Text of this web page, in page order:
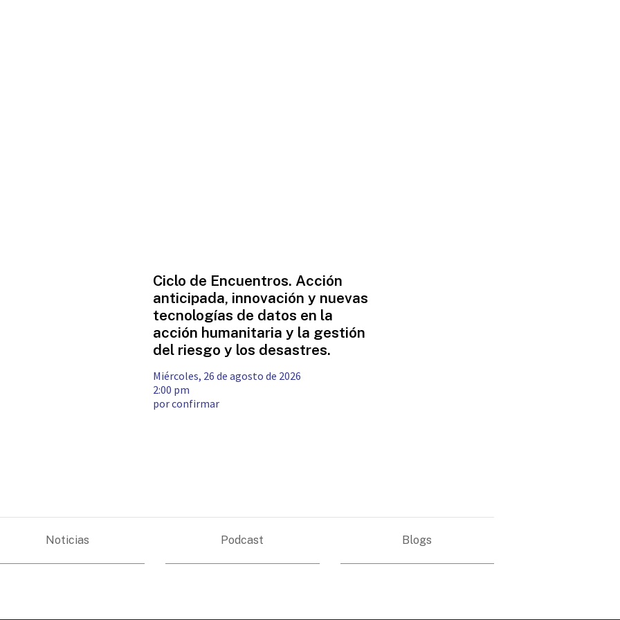
Ciclo de Encuentros. Acción
anticipada, innovación y nuevas
tecnologías de datos en la
acción humanitaria y la gestión
del riesgo y los desastres.
miércoles, 26 de agosto de 2026
2:00 pm
por confirmar
Noticias Podcast Blogs